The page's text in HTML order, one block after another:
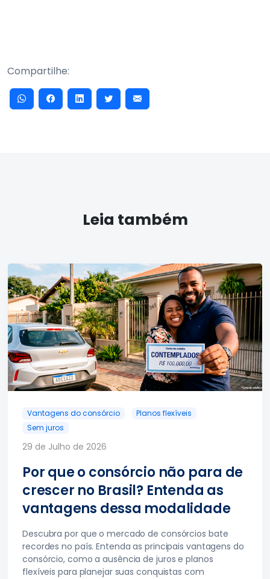
Compartilhe:
Leia também
Vantagens do consórcio
Planos flexíveis
Sem juros
29 de Julho de 2026
Por que o consórcio não para de
crescer no Brasil? Entenda as
vantagens dessa modalidade
Descubra por que o mercado de consórcios bate
recordes no país. Entenda as principais vantagens do
consórcio, como a ausência de juros e planos
flexíveis para planejar suas conquistas com